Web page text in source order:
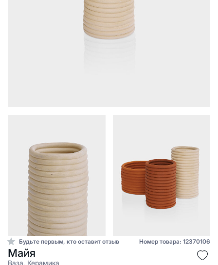
Будьте первым, кто оставит отзыв Номер товара: 12370106
Майя
Ваза, Керамика